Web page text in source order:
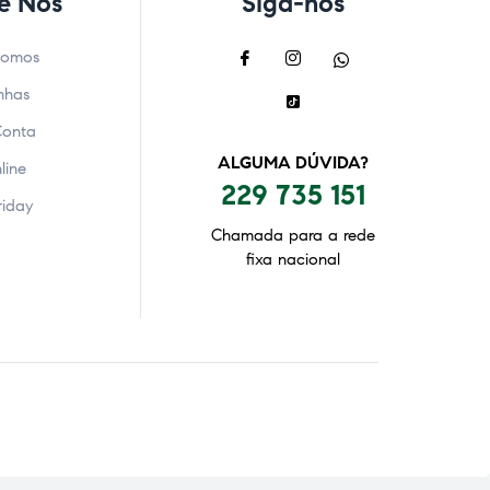
ALGUMA DÚVIDA?
229 735 151
Chamada para a rede
fixa nacional